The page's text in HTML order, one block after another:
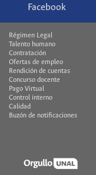
Facebook
Régimen Legal
Talento humano
Contratación
Ofertas de empleo
Rendición de cuentas
Concurso docente
Pago Virtual
Control interno
Calidad
Buzón de notificaciones